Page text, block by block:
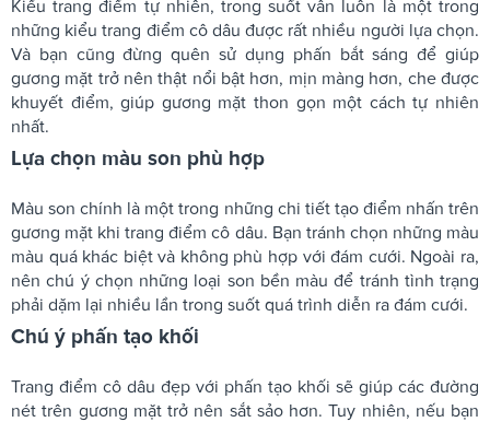
Kiểu trang điểm tự nhiên, trong suốt vẫn luôn là một trong
những kiểu trang điểm cô dâu được rất nhiều người lựa chọn.
Và bạn cũng đừng quên sử dụng phấn bắt sáng để giúp
gương mặt trở nên thật nổi bật hơn, mịn màng hơn, che được
khuyết điểm, giúp gương mặt thon gọn một cách tự nhiên
nhất.
Lựa chọn màu son phù hợp
Màu son chính là một trong những chi tiết tạo điểm nhấn trên
gương mặt khi trang điểm cô dâu. Bạn tránh chọn những màu
màu quá khác biệt và không phù hợp với đám cưới. Ngoài ra,
nên chú ý chọn những loại son bền màu để tránh tình trạng
phải dặm lại nhiều lần trong suốt quá trình diễn ra đám cưới.
Chú ý phấn tạo khối
Trang điểm cô dâu đẹp với phấn tạo khối sẽ giúp các đường
nét trên gương mặt trở nên sắt sảo hơn. Tuy nhiên, nếu bạn